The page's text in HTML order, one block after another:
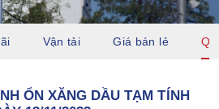
Vận tải Giá bán lẻ
ỔN XĂNG DẦU TẠM TÍNH